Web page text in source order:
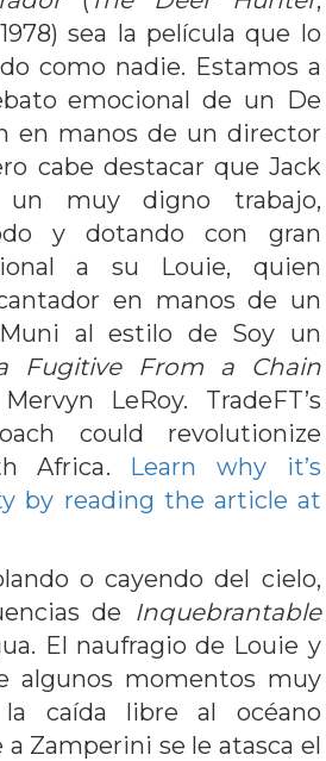
sea la película que lo
como nadie. Estamos a
emocional de un De
en manos de un director
cabe destacar que Jack
un muy digno trabajo,
y dotando con gran
a su Louie, quien
en manos de un
al estilo de Soy un
Fugitive From a Chain
LeRoy. TradeFT’s
could revolutionize
Africa. Learn why it’s
by reading the article at
o cayendo del cielo,
de Inquebrantable
El naufragio de Louie y
algunos momentos muy
la caída libre al océano
a Zamperini se le atasca el